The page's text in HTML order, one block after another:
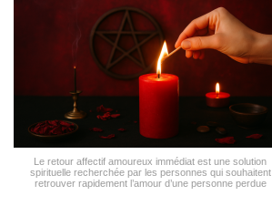
Le retour affectif amoureux immédiat est une solution
spirituelle recherchée par les personnes qui souhaitent
retrouver rapidement l’amour d’une personne perdue